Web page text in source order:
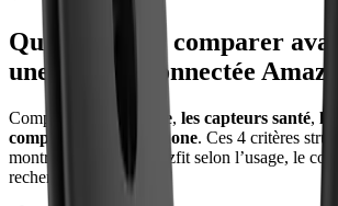
Quels critères comparer
une montre connectée
Comparez l’autonomie, les capteurs santé, la
compatibilité smartphone. Ces 4 critères
montre connectée Amazfit selon l’usage, le
recherché.